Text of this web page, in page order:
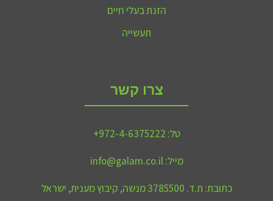
הזנת בעלי חיים
תעשייה
צרו קשר
טל: 972-4-6375222+
מייל:info@galam.co.il
כתובת: ת.ד. 3785500 מנשה, קיבוץ מענית, ישראל